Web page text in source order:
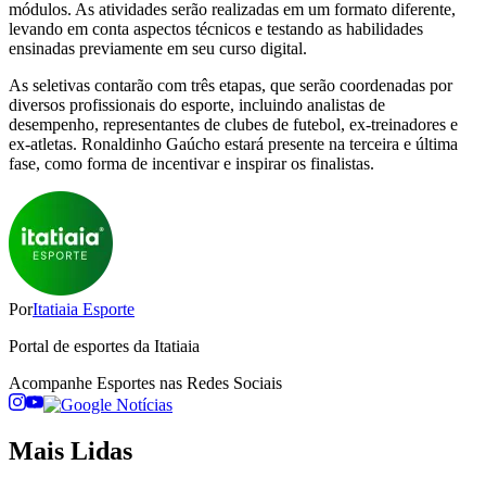
módulos. As atividades serão realizadas em um formato diferente,
levando em conta aspectos técnicos e testando as habilidades
ensinadas previamente em seu curso digital.
As seletivas contarão com três etapas, que serão coordenadas por
diversos profissionais do esporte, incluindo analistas de
desempenho, representantes de clubes de futebol, ex-treinadores e
ex-atletas. Ronaldinho Gaúcho estará presente na terceira e última
fase, como forma de incentivar e inspirar os finalistas.
PorItatiaia Esporte
Portal de esportes da Itatiaia
Acompanhe Esportes nas Redes Sociais
Mais Lidas